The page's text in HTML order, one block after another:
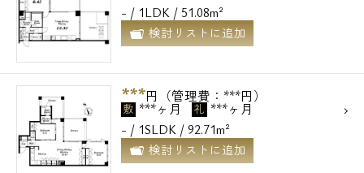
- / 1LDK / 51.08m²
検討リストに追加
***円（管理費：***円）
敷 ***ヶ月 礼 ***ヶ月
- / 1SLDK / 92.71m²
検討リストに追加